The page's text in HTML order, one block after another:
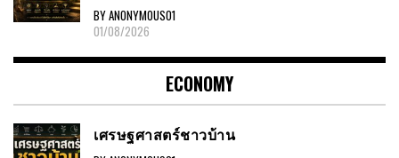
BY ANONYMOUS01
01/08/2026
ECONOMY
เศรษฐศาสตร์ชาวบ้าน